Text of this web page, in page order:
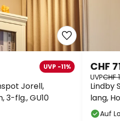
Jorell,
3-flg., GU10
UVP -11%
Lindby
lang,
CHF
UVPCHF
Auf